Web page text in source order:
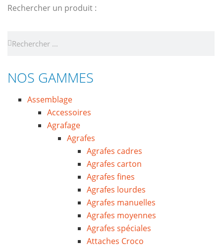
Rechercher un produit :
NOS GAMMES
Assemblage
Accessoires
Agrafage
Agrafes
Agrafes cadres
Agrafes carton
Agrafes fines
Agrafes lourdes
Agrafes manuelles
Agrafes moyennes
Agrafes spéciales
Attaches Croco